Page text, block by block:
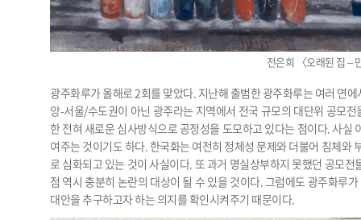
전은희 〈오래된 집 –
광주화루가 올해로 2회를 맞았다. 지난해 출범한 광주화루는 여러 면
앙-서울/수도권이 아닌 광주라는 지역에서 전국 규모의 대단위 공모
한 전혀 새로운 심사방식으로 공정성을 도모하고 있다는 점이다. 사
여주는 것이기도 하다. 한국화는 여전히 정체성 문제와 더불어 침체
로 심화되고 있는 것이 사실이다. 또 과거 명실상부하지 못했던 공모
점 역시 충분히 논란의 대상이 될 수 있을 것이다. 그럼에도 광주화루
대안을 추구하고자 하는 의지를 확인시켜주기 때문이다.